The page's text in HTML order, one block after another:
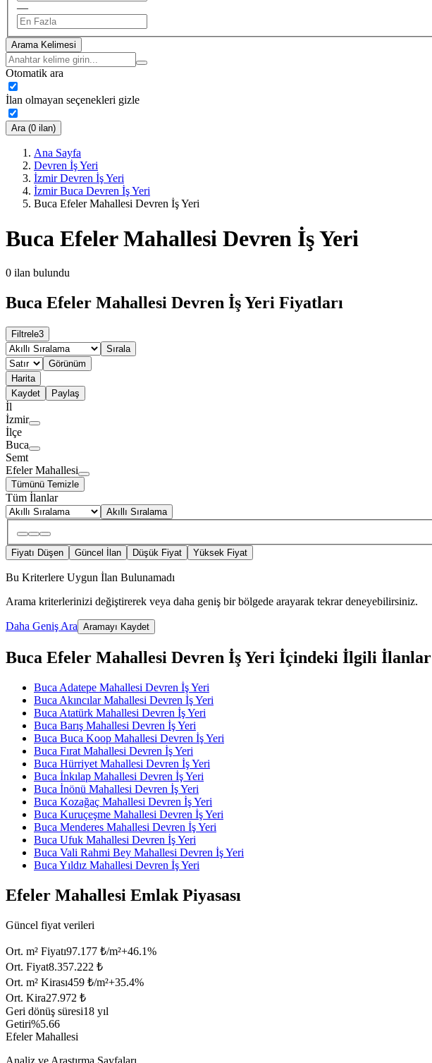
—
Arama Kelimesi
Otomatik ara
İlan olmayan seçenekleri gizle
Ara (0 ilan)
Ana Sayfa
Devren İş Yeri
İzmir Devren İş Yeri
İzmir Buca Devren İş Yeri
Buca Efeler Mahallesi Devren İş Yeri
Buca Efeler Mahallesi Devren İş Yeri
0 ilan bulundu
Buca Efeler Mahallesi Devren İş Yeri Fiyatları
Filtrele3
Sırala
Görünüm
Harita
Kaydet
Paylaş
İl
İzmir
İlçe
Buca
Semt
Efeler Mahallesi
Tümünü Temizle
Tüm İlanlar
Akıllı Sıralama
Fiyatı Düşen Güncel İlan Düşük Fiyat Yüksek Fiyat
Bu Kriterlere Uygun İlan Bulunamadı
Arama kriterlerinizi değiştirerek veya daha geniş bir bölgede arayarak tekrar deneyebilirsiniz.
Daha Geniş Ara Aramayı Kaydet
Buca Efeler Mahallesi Devren İş Yeri İçindeki İlgili İlanlar
Buca Adatepe Mahallesi Devren İş Yeri
Buca Akıncılar Mahallesi Devren İş Yeri
Buca Atatürk Mahallesi Devren İş Yeri
Buca Barış Mahallesi Devren İş Yeri
Buca Buca Koop Mahallesi Devren İş Yeri
Buca Fırat Mahallesi Devren İş Yeri
Buca Hürriyet Mahallesi Devren İş Yeri
Buca İnkılap Mahallesi Devren İş Yeri
Buca İnönü Mahallesi Devren İş Yeri
Buca Kozağaç Mahallesi Devren İş Yeri
Buca Kuruçeşme Mahallesi Devren İş Yeri
Buca Menderes Mahallesi Devren İş Yeri
Buca Ufuk Mahallesi Devren İş Yeri
Buca Vali Rahmi Bey Mahallesi Devren İş Yeri
Buca Yıldız Mahallesi Devren İş Yeri
Efeler Mahallesi Emlak Piyasası
Güncel fiyat verileri
Ort. m² Fiyatı97.177 ₺/m²+46.1%
Ort. Fiyat8.357.222 ₺
Ort. m² Kirası459 ₺/m²+35.4%
Ort. Kira27.972 ₺
Geri dönüş süresi18 yıl
Getiri%5.66
Efeler Mahallesi
Analiz ve Araştırma Sayfaları